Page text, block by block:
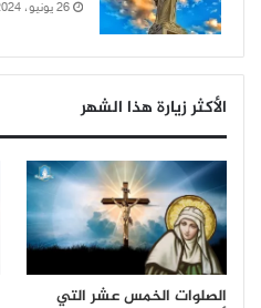
26 يونيو، 2024
الأكثر زيارة هذا الشهر
الصلوات الخمس عشر التي